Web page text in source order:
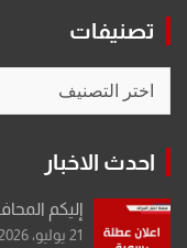
تصنيفات
احدث الاخبار
إليكم
21 يوليو، 2026